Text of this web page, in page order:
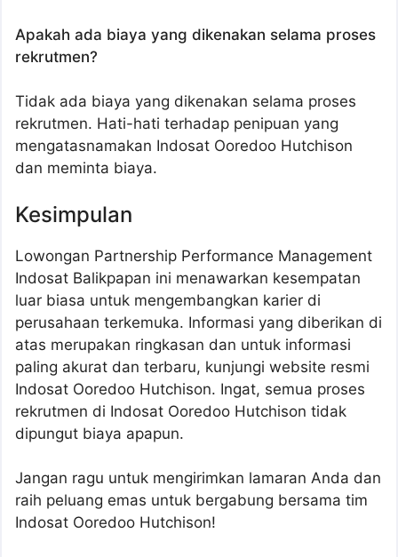
Apakah ada biaya yang dikenakan selama proses
rekrutmen?
Tidak ada biaya yang dikenakan selama proses
rekrutmen. Hati-hati terhadap penipuan yang
mengatasnamakan Indosat Ooredoo Hutchison
dan meminta biaya.
Kesimpulan
Lowongan Partnership Performance Management
Indosat Balikpapan ini menawarkan kesempatan
luar biasa untuk mengembangkan karier di
perusahaan terkemuka. Informasi yang diberikan di
atas merupakan ringkasan dan untuk informasi
paling akurat dan terbaru, kunjungi website resmi
Indosat Ooredoo Hutchison. Ingat, semua proses
rekrutmen di Indosat Ooredoo Hutchison tidak
dipungut biaya apapun.
Jangan ragu untuk mengirimkan lamaran Anda dan
raih peluang emas untuk bergabung bersama tim
Indosat Ooredoo Hutchison!